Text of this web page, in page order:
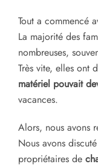
Tout a commencé
La majorité des
nombreuses,
Très vite, elles ont
matériel pouvait
vacances.
Alors, nous avons
Nous avons
propriétaires de